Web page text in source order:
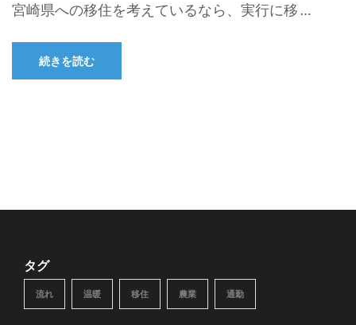
を宮崎県への移住を考えているなら、実行に移 …
続きを読む
タグ
流れ 温暖 移住 農業 通勤